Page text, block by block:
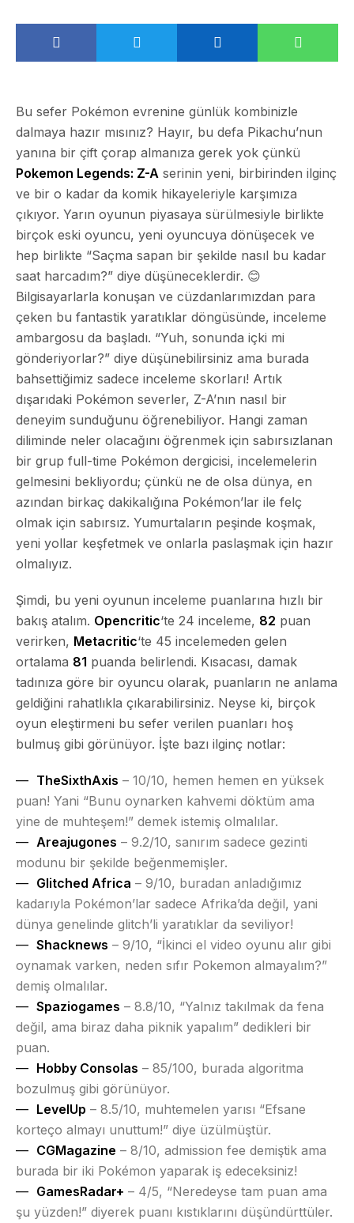
Bu sefer Pokémon evrenine günlük kombinizle
dalmaya hazır mısınız? Hayır, bu defa Pikachu’nun
yanına bir çift çorap almanıza gerek yok çünkü
Pokemon Legends: Z-A serinin yeni, birbirinden ilginç
ve bir o kadar da komik hikayeleriyle karşımıza
çıkıyor. Yarın oyunun piyasaya sürülmesiyle birlikte
birçok eski oyuncu, yeni oyuncuya dönüşecek ve
hep birlikte “Saçma sapan bir şekilde nasıl bu kadar
saat harcadım?” diye düşüneceklerdir. 😊
Bilgisayarlarla konuşan ve cüzdanlarımızdan para
çeken bu fantastik yaratıklar döngüsünde, inceleme
ambargosu da başladı. “Yuh, sonunda içki mi
gönderiyorlar?” diye düşünebilirsiniz ama burada
bahsettiğimiz sadece inceleme skorları! Artık
dışarıdaki Pokémon severler, Z-A’nın nasıl bir
deneyim sunduğunu öğrenebiliyor. Hangi zaman
diliminde neler olacağını öğrenmek için sabırsızlanan
bir grup full-time Pokémon dergicisi, incelemelerin
gelmesini bekliyordu; çünkü ne de olsa dünya, en
azından birkaç dakikalığına Pokémon’lar ile felç
olmak için sabırsız. Yumurtaların peşinde koşmak,
yeni yollar keşfetmek ve onlarla paslaşmak için hazır
olmalıyız.
Şimdi, bu yeni oyunun inceleme puanlarına hızlı bir
bakış atalım. Opencritic‘te 24 inceleme, 82 puan
verirken, Metacritic‘te 45 incelemeden gelen
ortalama 81 puanda belirlendi. Kısacası, damak
tadınıza göre bir oyuncu olarak, puanların ne anlama
geldiğini rahatlıkla çıkarabilirsiniz. Neyse ki, birçok
oyun eleştirmeni bu sefer verilen puanları hoş
bulmuş gibi görünüyor. İşte bazı ilginç notlar:
TheSixthAxis – 10/10, hemen hemen en yüksek
puan! Yani “Bunu oynarken kahvemi döktüm ama
yine de muhteşem!” demek istemiş olmalılar.
Areajugones – 9.2/10, sanırım sadece gezinti
modunu bir şekilde beğenmemişler.
Glitched Africa – 9/10, buradan anladığımız
kadarıyla Pokémon’lar sadece Afrika’da değil, yani
dünya genelinde glitch’li yaratıklar da seviliyor!
Shacknews – 9/10, “İkinci el video oyunu alır gibi
oynamak varken, neden sıfır Pokemon almayalım?”
demiş olmalılar.
Spaziogames – 8.8/10, “Yalnız takılmak da fena
değil, ama biraz daha piknik yapalım” dedikleri bir
puan.
Hobby Consolas – 85/100, burada algoritma
bozulmuş gibi görünüyor.
LevelUp – 8.5/10, muhtemelen yarısı “Efsane
korteço almayı unuttum!” diye üzülmüştür.
CGMagazine – 8/10, admission fee demiştik ama
burada bir iki Pokémon yaparak iş edeceksiniz!
GamesRadar+ – 4/5, “Neredeyse tam puan ama
şu yüzden!” diyerek puanı kıstıklarını düşündürttüler.